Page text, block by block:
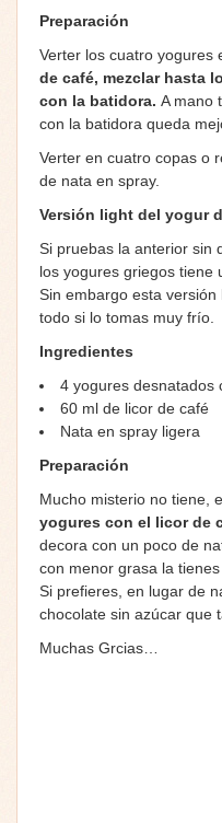
Preparación
Verter los cuatro yogures
de café, mezclar hasta
con la batidora. A mano
con la batidora queda
Verter en cuatro copas o
de nata en spray.
Versión light del yogur
Si pruebas la anterior sin
los yogures griegos tiene
Sin embargo esta
todo si lo tomas muy frío.
Ingredientes
4 yogures desnatados
60 ml de licor de café
Nata en spray ligera
Preparación
Mucho misterio no tiene,
yogures con el licor de
decora con un poco de
con menor grasa la
Si prefieres, en lugar de
chocolate sin azúcar que
Muchas Grcias…